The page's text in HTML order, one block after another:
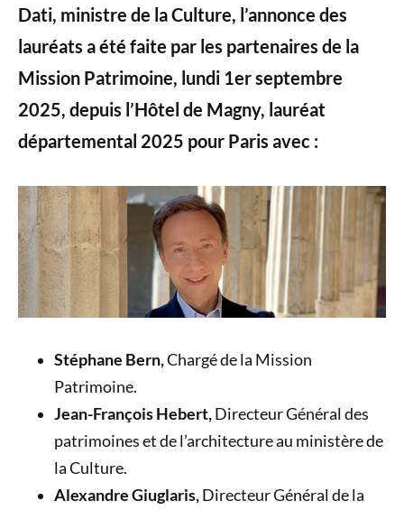
Dati, ministre de la Culture, l’annonce des
lauréats a été faite par les partenaires de la
Mission Patrimoine, lundi 1er septembre
2025, depuis l’Hôtel de Magny, lauréat
départemental 2025 pour Paris avec :
Stéphane Bern,Chargé de la Mission
Patrimoine.
Jean-François Hebert,Directeur Général des
patrimoines et de l’architecture au ministère de
la Culture.
Alexandre Giuglaris,Directeur Général de la